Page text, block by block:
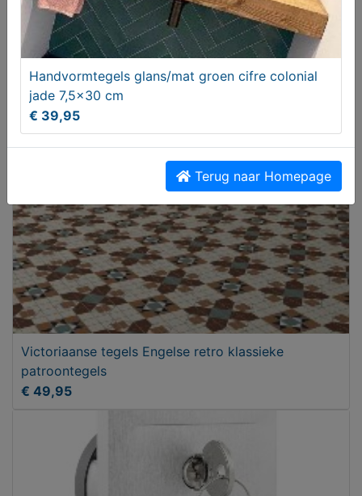
Tegels groen kleine wandtegels type visschub
tegels 12x12,5
€ 99,95
Victoriaanse tegels Engelse retro klassieke
patroontegels
€ 49,95
Handvormtegels glans/mat groen cifre colonial
jade 7,5x30 cm
€ 39,95
Terug naar Homepage